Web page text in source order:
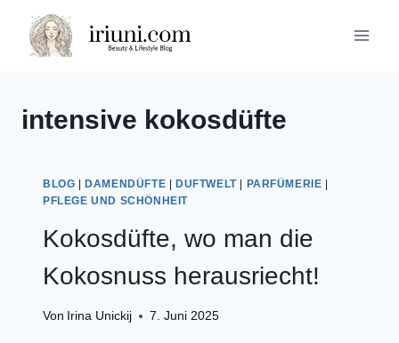
Inhalt
springen
intensive kokosdüfte
BLOG DAMENDÜFTE DUFTWELT| PARFÜMERIE
PFLEGE UND SCHÖNHEIT
Kokosdüfte, wo man die
Kokosnuss herausriecht!
Von Irina Unickij 7. Juni 2025